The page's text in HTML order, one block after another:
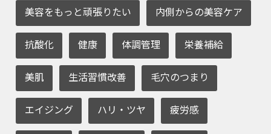
美容をもっと頑張りたい 内側からの美容ケア
抗酸化 健康 体調管理 栄養補給
美肌 生活習慣改善 毛穴のつまり
エイジング ハリ・ツヤ 疲労感